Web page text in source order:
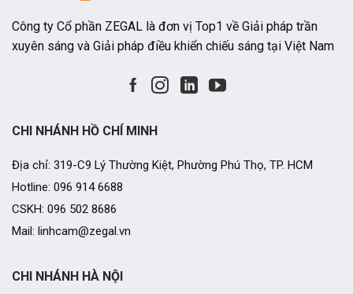
Công ty Cổ phần ZEGAL là đơn vị Top1 về Giải pháp trần
xuyên sáng và Giải pháp điều khiển chiếu sáng tại Việt Nam
CHI NHÁNH HÀ NỘI
CHI NHÁNH HỒ CHÍ MINH
Địa chỉ: 319-C9 Lý Thường Kiệt, Phường Phú Thọ, TP. HCM
Hotline: 096 914 6688
CSKH: 096 502 8686
Mail: linhcam@zegal.vn